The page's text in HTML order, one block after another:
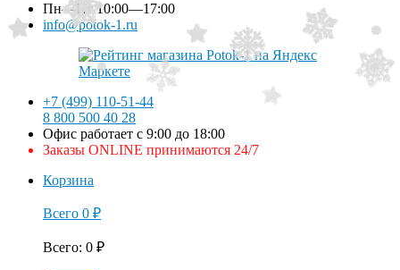
Пн—Пт10:00—17:00
info@potok-1.ru
+7 (499) 110-51-44
8 800 500 40 28
Офис работает с 9:00 до 18:00
Заказы ONLINE принимаются 24/7
Корзина
Всего 0 ₽
Всего: 0 ₽